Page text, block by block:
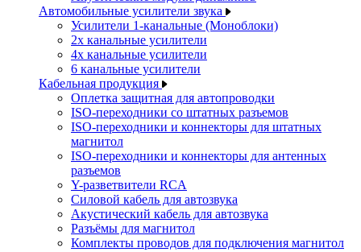
Автомобильные усилители звука
Усилители 1-канальные (Моноблоки)
2х канальные усилители
4х канальные усилители
6 канальные усилители
Кабельная продукция
Оплетка защитная для автопроводки
ISO-переходники со штатных разъемов
ISO-переходники и коннекторы для штатных
магнитол
ISO-переходники и коннекторы для антенных
разъемов
Y-разветвители RCA
Силовой кабель для автозвука
Акустический кабель для автозвука
Разъёмы для магнитол
Комплекты проводов для подключения магнитол